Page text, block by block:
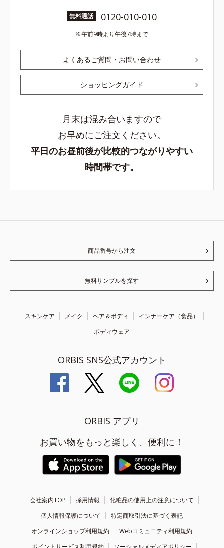
無料通話 0120-010-010
午前9時より午後7時まで
よくあるご質問・お問い合わせ
ショッピングガイド
月末は混み合いますので
お早めにご注文ください。
平日のお昼前後が比較的つながりやすい
時間帯です。
商品番号から注文
無料サンプルを探す
スキンケア メイク ヘア＆ボディ
インナーケア（食品）
ボディウェア
ORBIS SNS公式アカウント
ORBIS アプリ
お買い物をもっと楽しく、便利に！
会社案内TOP 採用情報
化粧品の使用上の注意について
個人情報保護について
特定商取引法に基づく表記
オンラインショップ利用規約
Webコミュニティ利用規約
ポイントサービス利用規約
ソーシャルメディアポリシー